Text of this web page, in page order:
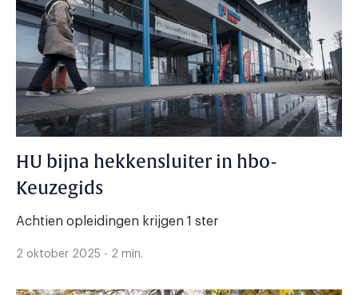
HU bijna hekkensluiter in hbo-
Keuzegids
Achtien opleidingen krijgen 1 ster
2 oktober 2025 - 2 min.